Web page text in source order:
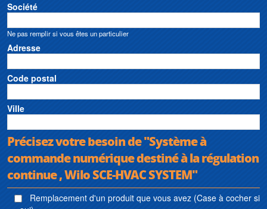
Société
Ne pas remplir si vous êtes un particulier
Adresse
Code postal
Ville
Précisez votre besoin de "Système à
commande numérique destiné à la régulation
continue , Wilo SCE-HVAC SYSTEM"
Remplacement d'un produit que vous avez (Case à cocher si